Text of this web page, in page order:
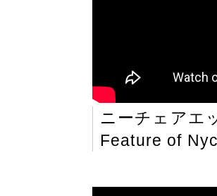
ニーチェアエ
Feature of